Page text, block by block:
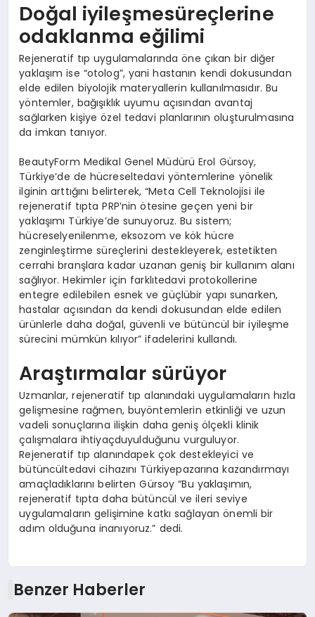
Doğal iyileşmesüreçlerine
odaklanma eğilimi
Rejeneratif tıp uygulamalarında öne çıkan bir diğer
yaklaşım ise “otolog”, yani hastanın kendi dokusundan
elde edilen biyolojik materyallerin kullanılmasıdır. Bu
yöntemler, bağışıklık uyumu açısından avantaj
sağlarken kişiye özel tedavi planlarının oluşturulmasına
da imkan tanıyor.
BeautyForm Medikal Genel Müdürü Erol Gürsoy,
Türkiye’de de hücreseltedavi yöntemlerine yönelik
ilginin arttığını belirterek, “Meta Cell Teknolojisi ile
rejeneratif tıpta PRP’nin ötesine geçen yeni bir
yaklaşımı Türkiye’de sunuyoruz. Bu sistem;
hücreselyenilenme, eksozom ve kök hücre
zenginleştirme süreçlerini destekleyerek, estetikten
cerrahi branşlara kadar uzanan geniş bir kullanım alanı
sağlıyor. Hekimler için farklıtedavi protokollerine
entegre edilebilen esnek ve güçlübir yapı sunarken,
hastalar açısından da kendi dokusundan elde edilen
ürünlerle daha doğal, güvenli ve bütüncül bir iyileşme
sürecini mümkün kılıyor” ifadelerini kullandı.
Araştırmalar sürüyor
Uzmanlar, rejeneratif tıp alanındaki uygulamaların hızla
gelişmesine rağmen, buyöntemlerin etkinliği ve uzun
vadeli sonuçlarına ilişkin daha geniş ölçekli klinik
çalışmalara ihtiyaçduyulduğunu vurguluyor.
Rejeneratif tıp alanındapek çok destekleyici ve
bütüncültedavi cihazını Türkiyepazarına kazandırmayı
amaçladıklarını belirten Gürsoy “Bu yaklaşımın,
rejeneratif tıpta daha bütüncül ve ileri seviye
uygulamaların gelişimine katkı sağlayan önemli bir
adım olduğuna inanıyoruz.” dedi.
Benzer Haberler